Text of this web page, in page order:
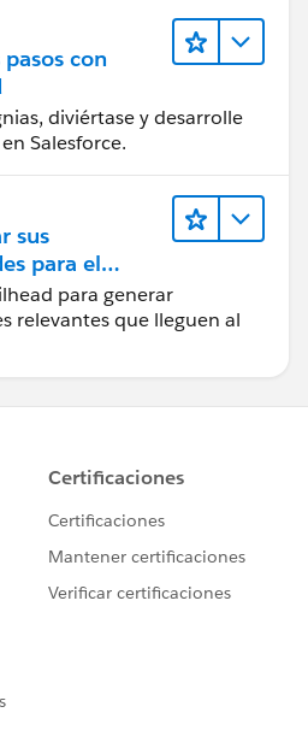
con
diviértase y desarrolle
Salesforce.
sus
para el
Trailhead
para generar
relevantes que lleguen al